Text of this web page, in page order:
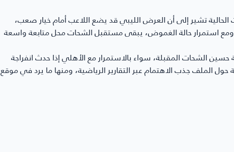
الحالية تشير إلى أن العرض الليبي قد يضع اللاعب أمام خيار صعب،
استمرار حالة الغموض، يبقى مستقبل الشحات محل متابعة واسعة
حسين الشحات المقبلة، سواء بالاستمرار مع الأهلي إذا حدث انفراجة
الملف جذب الاهتمام عبر التقارير الرياضية، ومنها ما يرد في موقع